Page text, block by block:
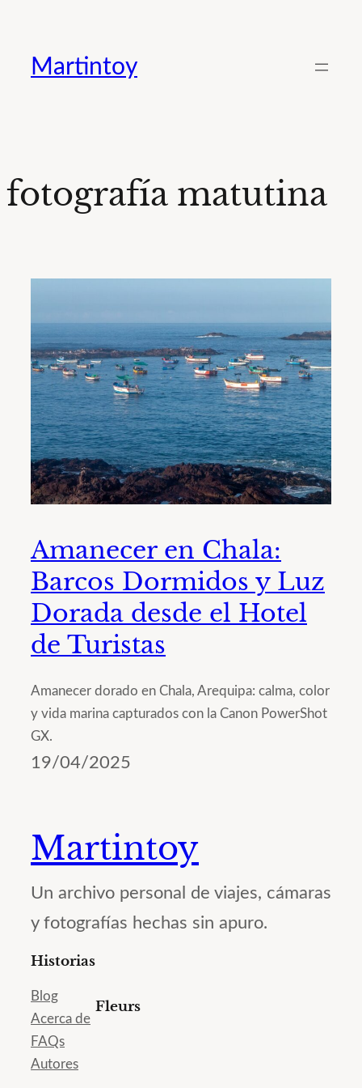
contenido
Martintoy
fotografía matutina
Amanecer en Chala:
Barcos Dormidos y Luz
Dorada desde el Hotel
de Turistas
Amanecer dorado en Chala, Arequipa: calma, color
y vida marina capturados con la Canon PowerShot
GX.
19/04/2025
Martintoy
Un archivo personal de viajes, cámaras
y fotografías hechas sin apuro.
Historias
Blog
Acerca de
FAQs
Autores
Fleurs